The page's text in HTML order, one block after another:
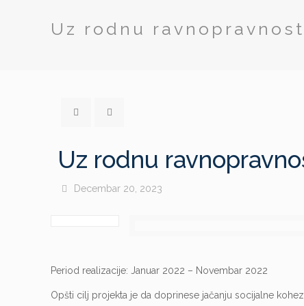
Uz rodnu
Uz rodnu
Decembar 20, 2023
Period realizacije: Januar 2022 – Novembar 2022
Opšti cilj projekta je da doprinese jačanju socijalne